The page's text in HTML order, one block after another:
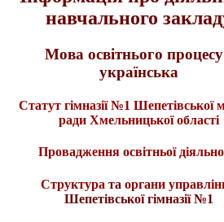
навчального
Мова освітнього
українська
Статут гімназії №1 Шепетівської
ради Хмельницької області
Провадження освітньої
Структура та органи
Шепетівської гімназії №1